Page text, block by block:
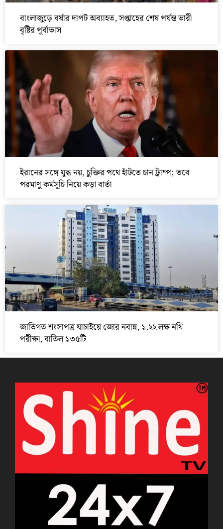
বাংলাজুড়ে বর্ষার দাপট অব্যাহত, সপ্তাহের শেষ পর্যন্ত ভারী
বৃষ্টির পূর্বাভাস
ইরানের সঙ্গে যুদ্ধ নয়, চুক্তির পথে হাঁটতে চান ট্রাম্প; তবে
পরমাণু কর্মসূচি নিয়ে কড়া বার্তা
জাতিগত শংসাপত্র যাচাইয়ে জোর নবান্ন, ১.২২ লক্ষ নথি
পরীক্ষা, বাতিল ১৩৫টি